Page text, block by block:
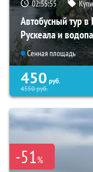
02:55:53
Автобусный тур
Рускеала и
Сенная площадь
450 руб.
4550руб.
-51%